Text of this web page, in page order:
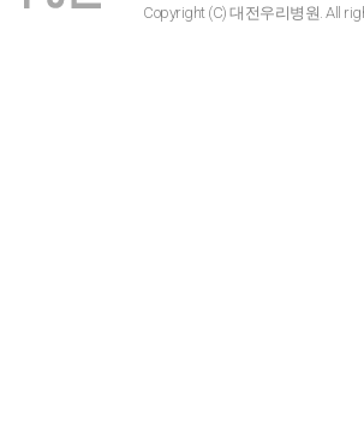
Copyright (C) 대전우리병원. All